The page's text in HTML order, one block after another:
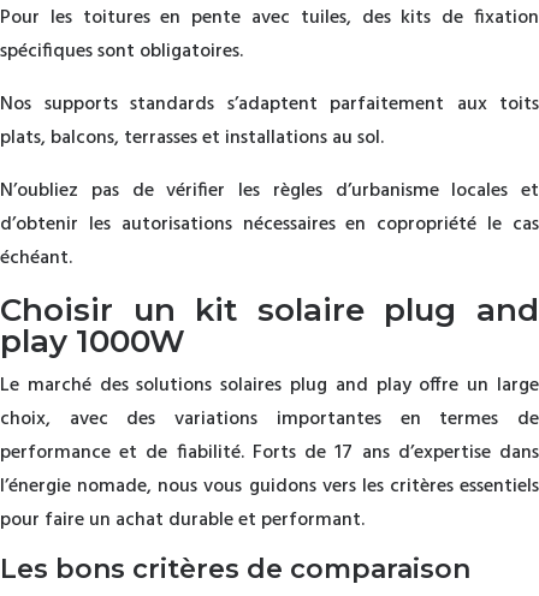
Pour les toitures en pente avec tuiles, des kits de fixation
spécifiques sont obligatoires.
Nos supports standards s’adaptent parfaitement aux toits
plats, balcons, terrasses et installations au sol.
N’oubliez pas de vérifier les règles d’urbanisme locales et
d’obtenir les autorisations nécessaires en copropriété le cas
échéant.
Choisir un kit solaire plug and
play 1000W
Le marché des solutions solaires plug and play offre un large
choix, avec des variations importantes en termes de
performance et de fiabilité. Forts de 17 ans d’expertise dans
l’énergie nomade, nous vous guidons vers les critères essentiels
pour faire un achat durable et performant.
Les bons critères de comparaison